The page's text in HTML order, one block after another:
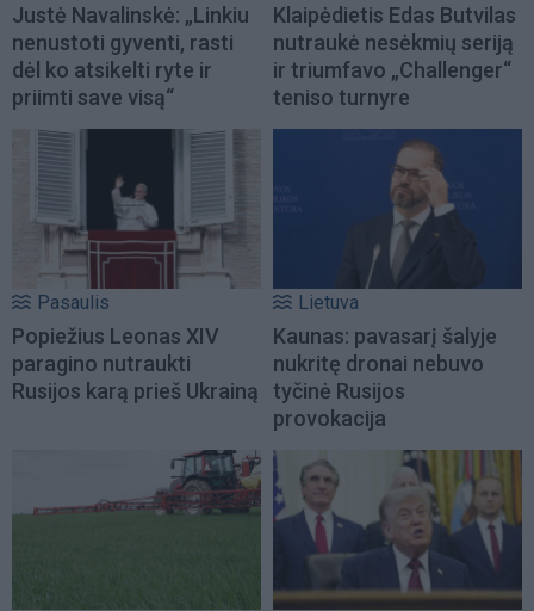
Justė Navalinskė: „Linkiu
nenustoti gyventi, rasti
dėl ko atsikelti ryte ir
priimti save visą“
Klaipėdietis Edas Butvilas
nutraukė nesėkmių seriją
ir triumfavo „Challenger“
teniso turnyre
Pasaulis
Popiežius Leonas XIV
paragino nutraukti
Rusijos karą prieš Ukrainą
Lietuva
Kaunas: pavasarį šalyje
nukritę dronai nebuvo
tyčinė Rusijos
provokacija